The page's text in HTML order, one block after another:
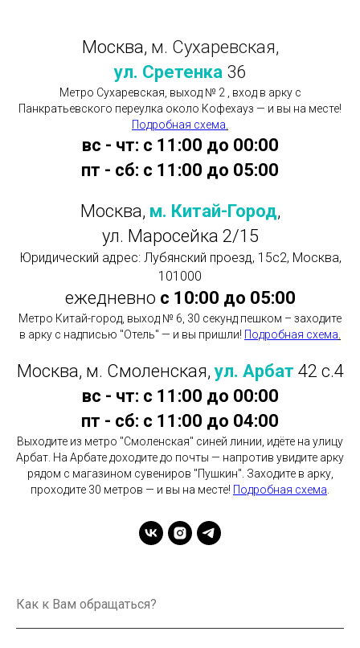
Москва, м. Сухаревская,
ул. Сретенка 36
Метро Сухаревская, выход № 2 , вход в арку с
Панкратьевского переулка около Кофехауз — и вы на месте!
Подробная схема
вс - чт: с 11:00 до 00:00
пт - сб: с 11:00 до 05:00
Москва, м. Китай-Город,
ул. Маросейка 2/15
Юридический адрес: Лубянский проезд, 15с2, Москва,
101000
ежедневно с 10:00 до 05:00
Метро Китай-город, выход № 6, 30 секунд пешком – заходите
в арку с надписью "Отель" — и вы пришли! Подробная схема
Москва, м. Смоленская,ул. Арбат 42 с.4
вс - чт: с 11:00 до 00:00
пт - сб: с 11:00 до 04:00
Выходите из метро "Смоленская" синей линии, идёте на улицу
Арбат. На Арбате доходите до почты — напротив увидите арку
рядом с магазином сувениров "Пушкин". Заходите в арку,
проходите 30 метров — и вы на месте! Подробная схема